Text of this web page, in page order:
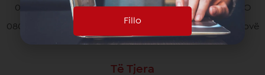
049/700 900 pa pagesë për thirrjet brenda rrjetit IPKO
080070000 pa pagesë nga të gjithë operatorët në Kosovë
Të Tjera
Fillo